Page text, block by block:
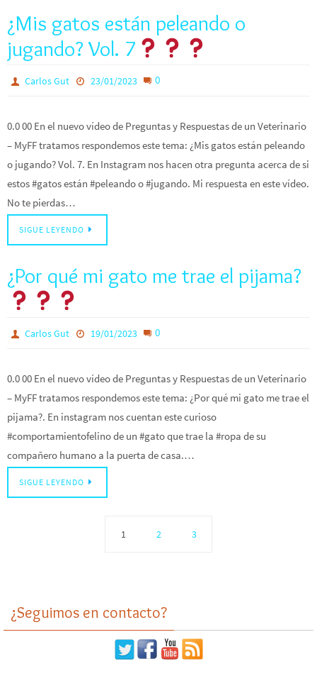
¿Mis gatos están peleando o
jugando? Vol. 7
Carlos Gut 23/01/2023 0
0.0 00 En el nuevo vídeo de Preguntas y Respuestas de un Veterinario
– MyFF tratamos respondemos este tema: ¿Mis gatos están peleando
o jugando? Vol. 7. En Instagram nos hacen otra pregunta acerca de si
estos #gatos están #peleando o #jugando. Mi respuesta en este vídeo.
No te pierdas…
SIGUE LEYENDO
¿Por qué mi gato me trae el pijama?
Carlos Gut 19/01/2023 0
0.0 00 En el nuevo vídeo de Preguntas y Respuestas de un Veterinario
– MyFF tratamos respondemos este tema: ¿Por qué mi gato me trae el
pijama?. En instagram nos cuentan este curioso
#comportamientofelino de un #gato que trae la #ropa de su
compañero humano a la puerta de casa.…
SIGUE LEYENDO
1 2 3
¿Seguimos en contacto?